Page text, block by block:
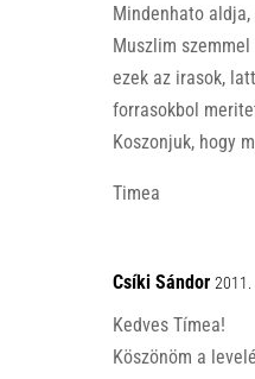
Mindenhato aldja,
Muszlim
ezek az irasok,
forrasokbol
Koszonjuk, hogy
Timea
Csíki Sándor 2011.
Kedves Tímea!
Köszönöm a